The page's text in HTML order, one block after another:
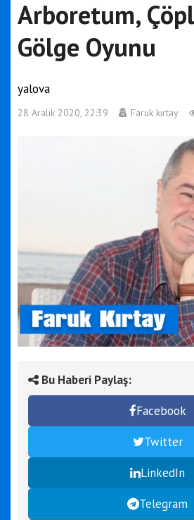
Arboretum,
Gölge Oyunu
yalova
28 Aralık 2020, 22:39 Faruk kırtay
Bu Haberi Paylaş:
Facebook
Twitter
LinkedIn
Telegram